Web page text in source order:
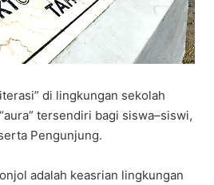
di lingkungan sekolah
tersendiri bagi siswa–siswi,
Pengunjung.
adalah keasrian lingkungan